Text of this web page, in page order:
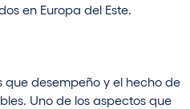
en Europa del Este.
desempeño y el hecho de
Uno de los aspectos que